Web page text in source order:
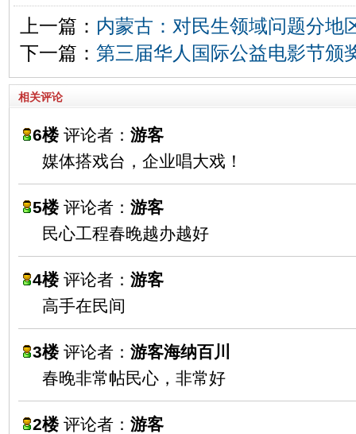
上一篇： 内蒙古：对民生领域问题分地
下一篇： 第三届华人国际公益电影节颁
相关评论
6楼评论者： 游客
媒体搭戏台，企业唱大戏！
5楼评论者： 游客
民心工程春晚越办越好
4楼评论者： 游客
高手在民间
3楼评论者： 游客海纳百川
春晚非常帖民心，非常好
2楼评论者： 游客